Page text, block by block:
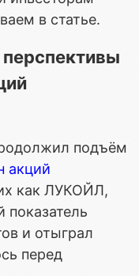
в статье.
подъём
акций
как ЛУКОЙЛ,
показатель
и отыграл
перед